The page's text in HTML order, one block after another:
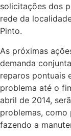
solicitações dos
rede da
Pinto.
As próximas
demanda
reparos pontuais
problema até o
abril de 2014,
problemas, como
fazendo a